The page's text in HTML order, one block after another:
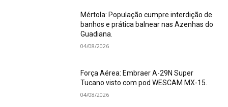
Mértola: População cumpre interdição de
banhos e prática balnear nas Azenhas do
Guadiana.
04/08/2026
Força Aérea: Embraer A-29N Super
Tucano visto com pod WESCAM MX-15.
04/08/2026